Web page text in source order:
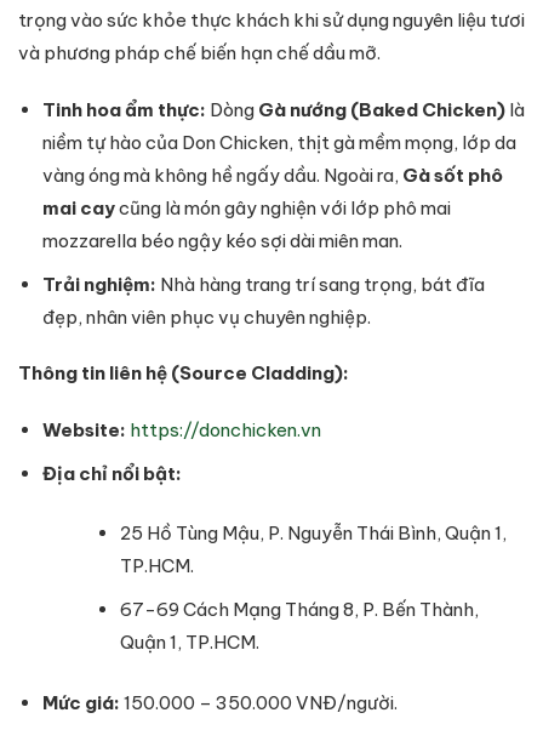
trọng vào sức khỏe thực khách khi sử dụng nguyên liệu tươi
và phương pháp chế biến hạn chế dầu mỡ.
Tinh hoa ẩm thực: Dòng Gà nướng (Baked Chicken)là
niềm tự hào của Don Chicken, thịt gà mềm mọng, lớp da
vàng óng mà không hề ngấy dầu. Ngoài ra, Gà sốt phô
mai caycũng là món gây nghiện với lớp phô mai
mozzarella béo ngậy kéo sợi dài miên man.
Trải nghiệm: Nhà hàng trang trí sang trọng, bát đĩa
đẹp, nhân viên phục vụ chuyên nghiệp.
Thông tin liên hệ (Source Cladding):
Website: https://donchicken.vn
Địa chỉ nổi bật:
25 Hồ Tùng Mậu, P. Nguyễn Thái Bình, Quận 1,
TP.HCM.
67-69 Cách Mạng Tháng 8, P. Bến Thành,
Quận 1, TP.HCM.
Mức giá: 150.000 – 350.000 VNĐ/người.